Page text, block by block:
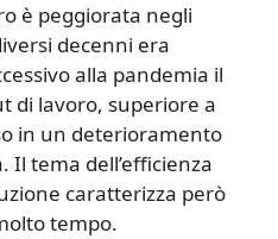
è peggiorata negli
decenni era
alla pandemia il
di lavoro, superiore a
in un deterioramento
tema dell’efficienza
caratterizza però
tempo.